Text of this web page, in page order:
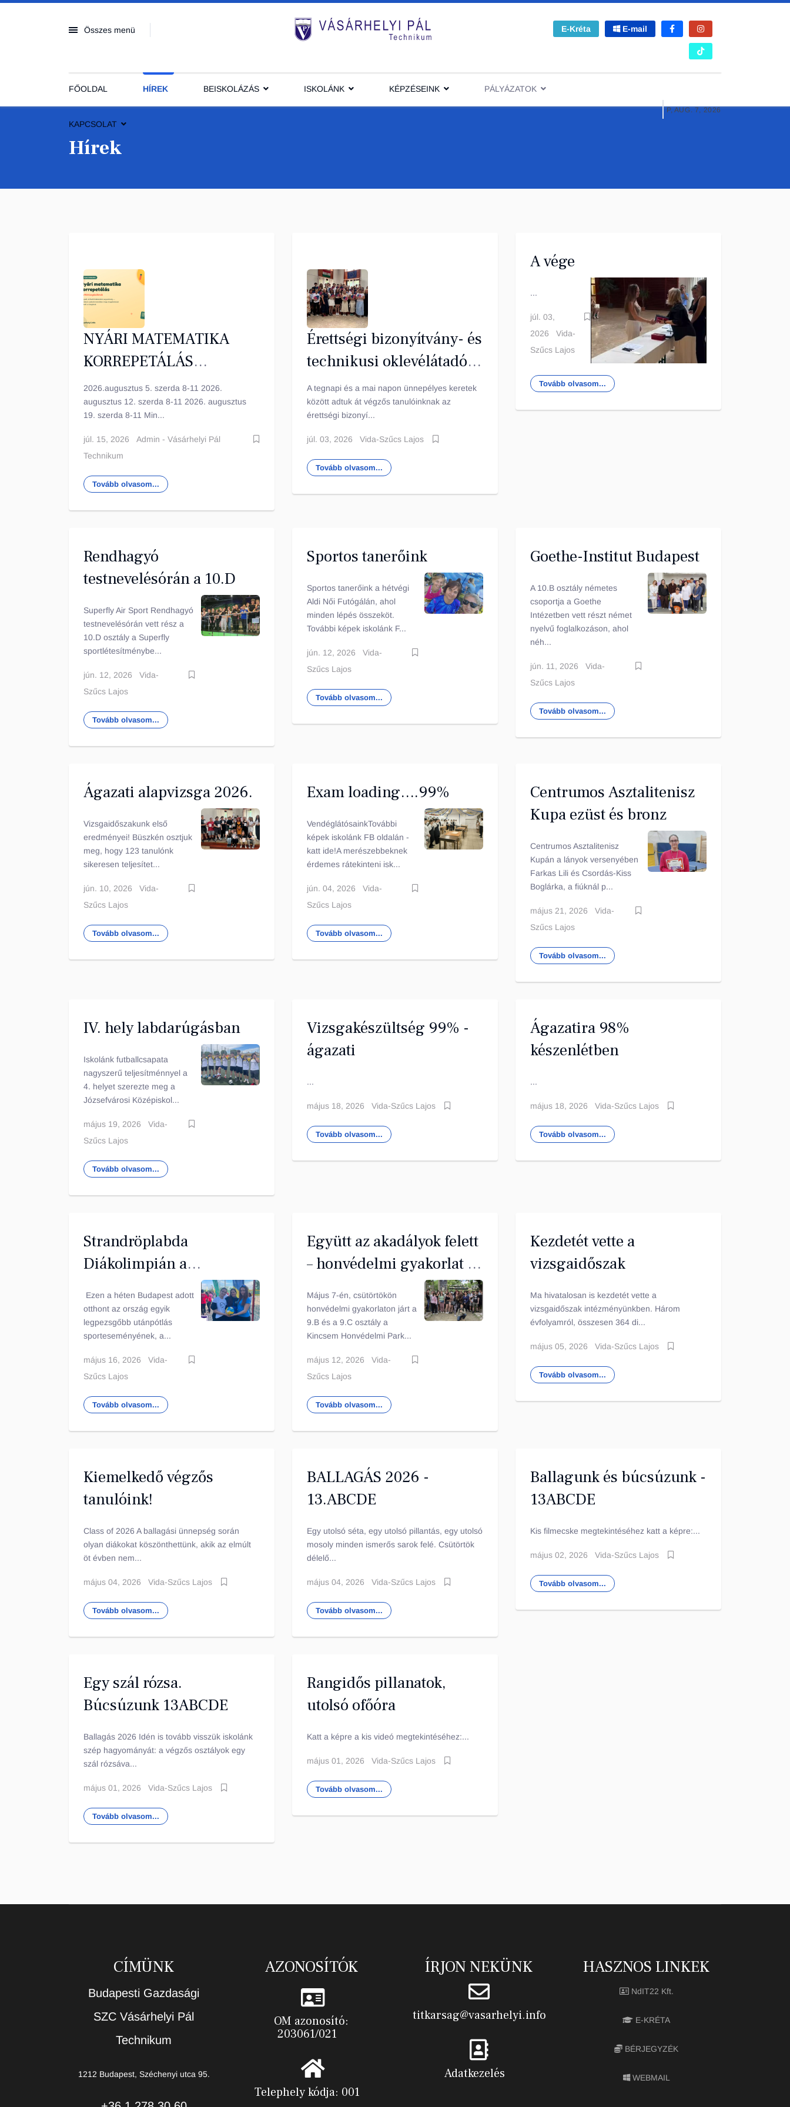
Összes menü E-Kréta E-mail
FŐOLDAL HÍREK BEISKOLÁZÁS ISKOLÁNK KÉPZÉSEINK PÁLYÁZATOK
KAPCSOLAT
P, AUG. 7, 2026
Hírek
NYÁRI MATEMATIKA
KORREPETÁLÁS
JAVÍTÓVIZSGÁZÓKNAK
2026.augusztus 5. szerda 8-11 2026.
augusztus 12. szerda 8-11 2026. augusztus
19. szerda 8-11 Min...
júl. 15, 2026
Admin - Vásárhelyi Pál
Technikum
Tovább olvasom...
Érettségi bizonyítvány- és
technikusi oklevélátadó
ünnepség
A tegnapi és a mai napon ünnepélyes keretek
között adtuk át végzős tanulóinknak az
érettségi bizonyí...
júl. 03, 2026 Vida-Szűcs Lajos
Tovább olvasom...
A vége
...
júl. 03,
2026
Vida-
Szűcs Lajos
Tovább olvasom...
Rendhagyó
testnevelésórán a 10.D
Superfly Air Sport Rendhagyó
testnevelésórán vett rész a
10.D osztály a Superfly
sportlétesítménybe...
jún. 12, 2026
Vida-
Szűcs Lajos
Tovább olvasom...
Sportos tanerőink
Sportos tanerőink a hétvégi
Aldi Női Futógálán, ahol
minden lépés összeköt.
További képek iskolánk F...
jún. 12, 2026
Vida-
Szűcs Lajos
Tovább olvasom...
Goethe-Institut Budapest
A 10.B osztály németes
csoportja a Goethe
Intézetben vett részt német
nyelvű foglalkozáson, ahol
néh...
jún. 11, 2026
Vida-
Szűcs Lajos
Tovább olvasom...
Ágazati alapvizsga 2026.
Vizsgaidőszakunk első
eredményei! Büszkén osztjuk
meg, hogy 123 tanulónk
sikeresen teljesítet...
jún. 10, 2026
Vida-
Szűcs Lajos
Tovább olvasom...
Exam loading….99%
VendéglátósainkTovábbi
képek iskolánk FB oldalán -
katt ide!A merészebbeknek
érdemes rátekinteni isk...
jún. 04, 2026
Vida-
Szűcs Lajos
Tovább olvasom...
Centrumos Asztalitenisz
Kupa ezüst és bronz
Centrumos Asztalitenisz
Kupán a lányok versenyében
Farkas Lili és Csordás-Kiss
Boglárka, a fiúknál p...
május 21, 2026
Vida-
Szűcs Lajos
Tovább olvasom...
IV. hely labdarúgásban
Iskolánk futballcsapata
nagyszerű teljesítménnyel a
4. helyet szerezte meg a
Józsefvárosi Középiskol...
május 19, 2026
Vida-
Szűcs Lajos
Tovább olvasom...
Vizsgakészültség 99% -
ágazati
...
május 18, 2026 Vida-Szűcs Lajos
Tovább olvasom...
Ágazatira 98%
készenlétben
...
május 18, 2026 Vida-Szűcs Lajos
Tovább olvasom...
Strandröplabda
Diákolimpián a
Vásárhelyi
Ezen a héten Budapest adott
otthont az ország egyik
legpezsgőbb utánpótlás
sporteseményének, a...
május 16, 2026
Vida-
Szűcs Lajos
Tovább olvasom...
Együtt az akadályok felett
– honvédelmi gyakorlat a
Kincsem parkban
Május 7-én, csütörtökön
honvédelmi gyakorlaton járt a
9.B és a 9.C osztály a
Kincsem Honvédelmi Park...
május 12, 2026
Vida-
Szűcs Lajos
Tovább olvasom...
Kezdetét vette a
vizsgaidőszak
Ma hivatalosan is kezdetét vette a
vizsgaidőszak intézményünkben. Három
évfolyamról, összesen 364 di...
május 05, 2026 Vida-Szűcs Lajos
Tovább olvasom...
Kiemelkedő végzős
tanulóink!
Class of 2026 A ballagási ünnepség során
olyan diákokat köszönthettünk, akik az elmúlt
öt évben nem...
május 04, 2026 Vida-Szűcs Lajos
Tovább olvasom...
BALLAGÁS 2026 -
13.ABCDE
Egy utolsó séta, egy utolsó pillantás, egy utolsó
mosoly minden ismerős sarok felé. Csütörtök
délelő...
május 04, 2026 Vida-Szűcs Lajos
Tovább olvasom...
Ballagunk és búcsúzunk -
13ABCDE
Kis filmecske megtekintéséhez katt a képre:...
május 02, 2026 Vida-Szűcs Lajos
Tovább olvasom...
Egy szál rózsa.
Búcsúzunk 13ABCDE
Ballagás 2026 Idén is tovább visszük iskolánk
szép hagyományát: a végzős osztályok egy
szál rózsáva...
május 01, 2026 Vida-Szűcs Lajos
Tovább olvasom...
Rangidős pillanatok,
utolsó ofőóra
Katt a képre a kis videó megtekintéséhez:...
május 01, 2026 Vida-Szűcs Lajos
Tovább olvasom...
CÍMÜNK
Budapesti Gazdasági
SZC Vásárhelyi Pál
Technikum
1212 Budapest, Széchenyi utca 95.
AZONOSÍTÓK
OM azonosító:
203061/021
Telephely kódja: 001
ÍRJON NEKÜNK
titkarsag@vasarhelyi.info
Adatkezelés
HASZNOS LINKEK
NdIT22 Kft.
E-KRÉTA
BÉRJEGYZÉK
WEBMAIL